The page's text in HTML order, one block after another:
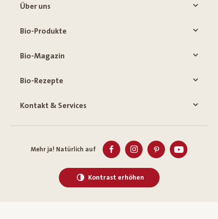
Über uns
Bio-Produkte
Bio-Magazin
Bio-Rezepte
Kontakt & Services
Mehr ja! Natürlich auf
Kontrast erhöhen